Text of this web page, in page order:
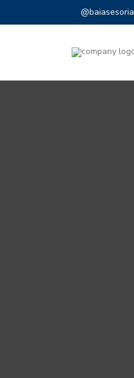
@baiasesoria